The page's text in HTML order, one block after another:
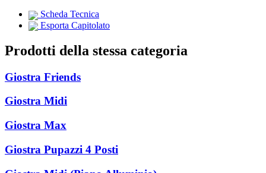
Scheda Tecnica
Esporta Capitolato
Prodotti della stessa categoria
Giostra Friends
Giostra Midi
Giostra Max
Giostra Pupazzi 4 Posti